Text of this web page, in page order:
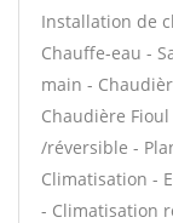
Installation de
Chauffe-eau -
main -
Chaudière
/réversible -
Climatisation -
- Climatisation